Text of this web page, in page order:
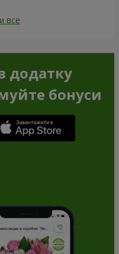
все
додатку
бонуси